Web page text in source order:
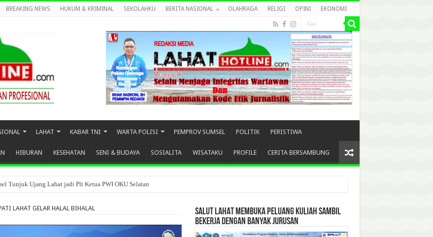
BREAKING NEWS HUKUM & KRIMINAL SEKOLAHKU BERITA NASIONAL OLAHRAGA RELIGI OPINI EKONOMI
LAHAT KABAR TNI WARTA POLISI PEMPROV SUMSEL POLITIK PERISTIWA
HIBURAN KESEHATAN SENI & BUDAYA SOSIALITA WISATAKU PROFILE CERITA BERSAMBUNG
Tunjuk Ujang Lahat jadi Plt Ketua PWI OKU Selatan
LAHAT GELAR HALAL BIHALAL
SALUT LAHAT MEMBUKA PELUANG KULIAH SAMBIL
BEKERJA DENGAN BANYAK JURUSAN